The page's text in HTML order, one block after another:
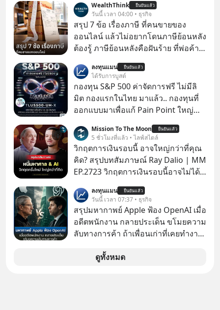
WealthThink ยืนยันแล้ว
วันนี้ เวลา 04:00 • ธุรกิจ
สรุป 7 ข้อ เรื่องภาษี ที่คนขายของ
ออนไลน์ แล้วไม่อยากโดนภาษีย้อนหลัง
ต้องรู้ ภาษีย้อนหลังคือฝันร้าย ที่พ่อค้า
ลงทุนแมน ยืนยันแล้ว
ได้รับการบูสต์
กองทุน S&P 500 ค่าจัดการฟรี ไม่มีลิ
มิต กองแรกในไทย มาแล้ว.. กองทุนที่
ออกแบบมาเพื่อแก้ Pain Point ใหญ่
Mission To The Moon ยืนยันแล้ว
5 ชั่วโมงที่แล้ว • ไลฟ์สไตล์
วิกฤตการเงินรอบนี้ อาจใหญ่กว่าที่คุณ
คิด? สรุปบทสัมภาษณ์ Ray Dalio | MM
EP.2723 วิกฤตการเงินรอบนี้อาจไม่ได้
Dalio ชายผู้เคยทำนายวิกฤตเศรษฐกิจ
มาแล้วหลายต่อหลายครั้ง ออกมาส่ง
สัญญาณเตือนระเบิดเวลาลูกใหม่ที่
กำลังก่อตัวขึ้น จาก "ระเบิดหนี้สิน
AI" ที่ผู้คนกำลังแห่ไล่ราคาอย่างบ้าคลั่ง
บทเรียนจากประวัติศาสตร์ 500 ปี บอก
ลงทุนแมน ยืนยันแล้ว
วันนี้ เวลา 07:37 • ธุรกิจ
สรุปมหากาพย์ Apple ฟ้อง OpenAI เมื่อ
อดีตพนักงาน กลายประเด็น ขโมยความ
ลับทางการค้า ถ้าเพื่อนเก่าที่เคยทำงาน
เก่าที่เขาเคยทำไว้ ตอนยังอยู่บริษัท
ดูทั้งหมด